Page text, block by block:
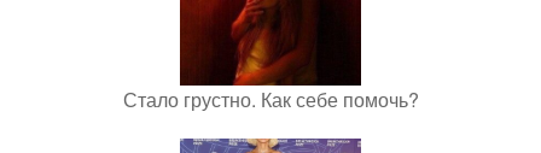
Стало грустно. Как себе помочь?